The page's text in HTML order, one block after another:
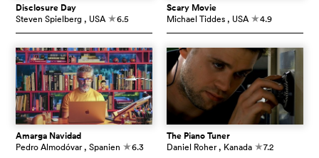
Disclosure Day
Steven Spielberg , USA c6.5
Scary Movie
Michael Tiddes , USA c4.9
Amarga Navidad
Pedro Almodóvar , Spanien c6.3
The Piano Tuner
Daniel Roher , Kanada c7.2